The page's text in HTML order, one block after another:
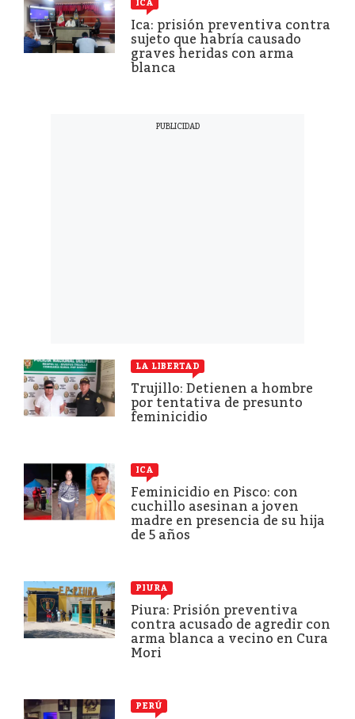
ICA
Ica: prisión preventiva contra
sujeto que habría causado
graves heridas con arma
blanca
LA LIBERTAD
Trujillo: Detienen a hombre
por tentativa de presunto
feminicidio
ICA
Feminicidio en Pisco: con
cuchillo asesinan a joven
madre en presencia de su hija
de 5 años
PIURA
Piura: Prisión preventiva
contra acusado de agredir con
arma blanca a vecino en Cura
Mori
PERÚ